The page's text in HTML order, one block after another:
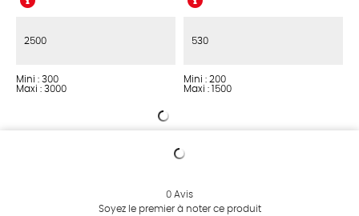
Mini : 300
Maxi : 3000
Mini : 200
Maxi : 1500
0 Avis
Soyez le premier à noter ce produit